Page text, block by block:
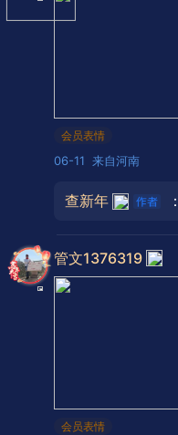
因果如影随形
实；近贤者，心
会员表情
06-11 来自河南
查新年
管文1376319
会员表情